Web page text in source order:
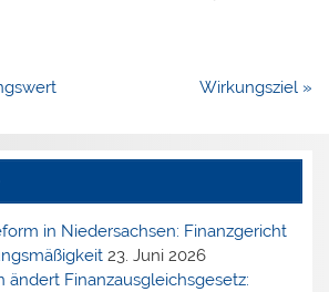
Wirkungsziel »
in Niedersachsen: Finanzgericht
23. Juni 2026
ändert Finanzausgleichsgesetz: